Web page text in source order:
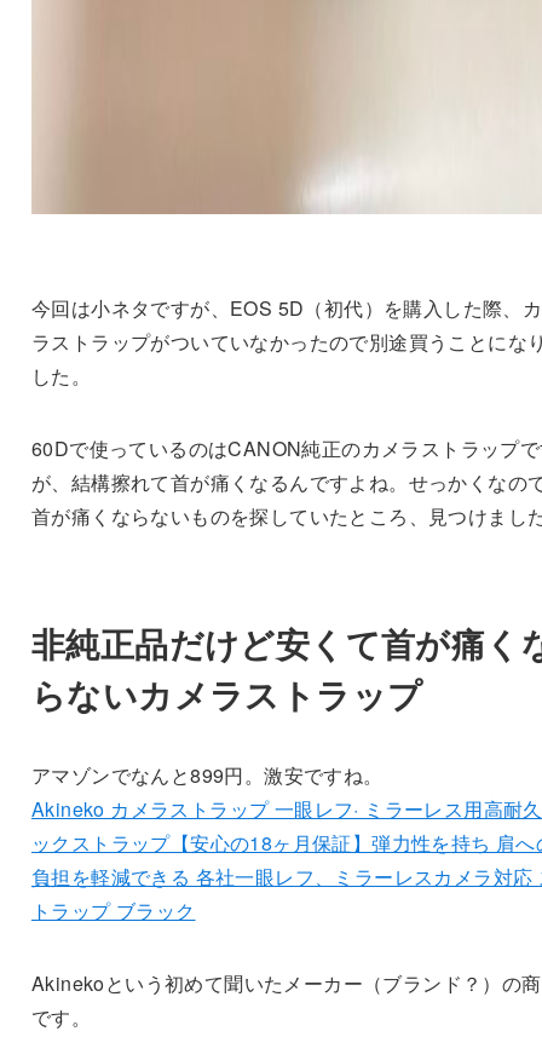
今回は小ネタですが、EOS 5D（初代）を購入した際、
ラストラップがついていなかったので別途買うことにな
した。
60Dで使っているのはCANON純正のカメラストラップ
が、結構擦れて首が痛くなるんですよね。せっかくなの
首が痛くならないものを探していたところ、見つけまし
非純正品だけど安くて首が痛く
らないカメラストラップ
アマゾンでなんと899円。激安ですね。
Akineko カメラストラップ 一眼レフ· ミラーレス用高耐
ックストラップ【安心の18ヶ月保証】弾力性を持ち 肩へ
負担を軽減できる 各社一眼レフ、ミラーレスカメラ対応
トラップ ブラック
Akinekoという初めて聞いたメーカー（ブランド？）の
です。